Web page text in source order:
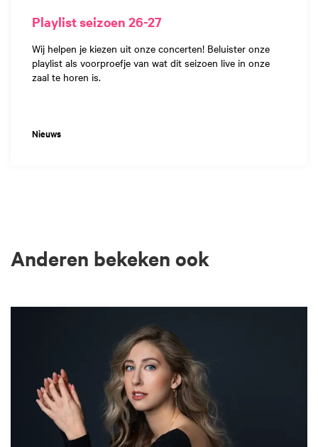
Playlist seizoen 26-27
Wij helpen je kiezen uit onze concerten! Beluister onze
playlist als voorproefje van wat dit seizoen live in onze
zaal te horen is.
Nieuws
Anderen bekeken ook